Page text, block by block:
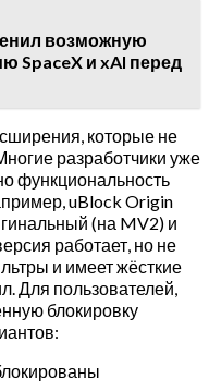
возможную
SpaceX и xAI перед
которые не
разработчики уже
функциональность
uBlock Origin
(на MV2) и
работает, но не
и имеет жёсткие
Для пользователей,
блокировку